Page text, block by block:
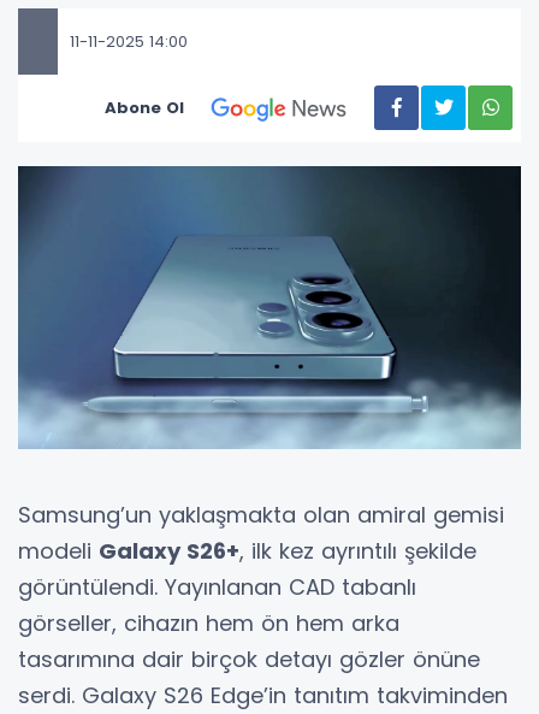
11-11-2025 14:00
Abone Ol
Samsung’un yaklaşmakta olan amiral gemisi
modeli Galaxy S26+, ilk kez ayrıntılı şekilde
görüntülendi. Yayınlanan CAD tabanlı
görseller, cihazın hem ön hem arka
tasarımına dair birçok detayı gözler önüne
serdi. Galaxy S26 Edge’in tanıtım takviminden